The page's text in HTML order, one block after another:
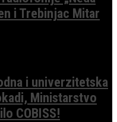
i Trebinjac Mitar
i univerzitetska
Ministarstvo
COBISS!